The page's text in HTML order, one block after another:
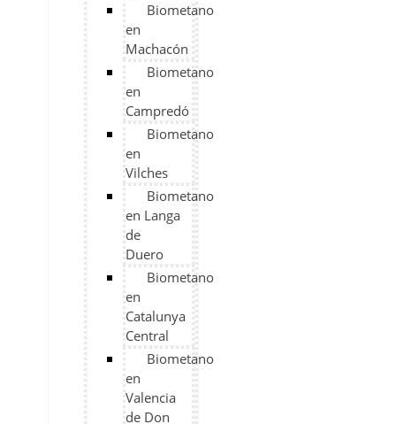
Biometano
en
Machacón
Biometano
en
Campredó
Biometano
en
Vilches
Biometano
en Langa
de
Duero
Biometano
en
Catalunya
Central
Biometano
en
Valencia
de Don